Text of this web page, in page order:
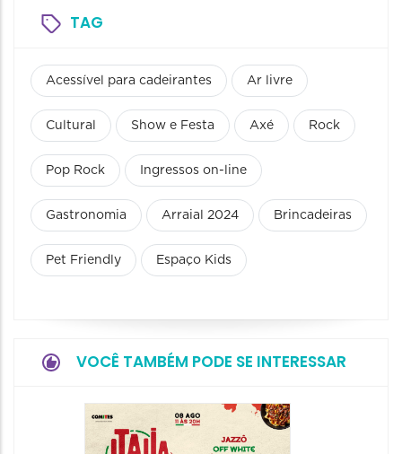
TAG
Acessível para cadeirantes Ar livre
Cultural Show e Festa Axé Rock
Pop Rock Ingressos on-line
Gastronomia Arraial 2024 Brincadeiras
Pet Friendly Espaço Kids
VOCÊ TAMBÉM PODE SE INTERESSAR